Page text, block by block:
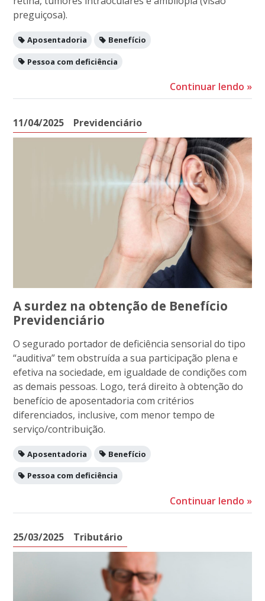
preguiçosa).
Aposentadoria Benefício
Pessoa com deficiência
Continuar lendo »
11/04/2025 Previdenciário
A surdez na obtenção de Benefício
Previdenciário
O segurado portador de deficiência sensorial do tipo
“auditiva” tem obstruída a sua participação plena e
efetiva na sociedade, em igualdade de condições com
as demais pessoas. Logo, terá direito à obtenção do
benefício de aposentadoria com critérios
diferenciados, inclusive, com menor tempo de
serviço/contribuição.
Aposentadoria Benefício
Pessoa com deficiência
Continuar lendo »
25/03/2025 Tributário